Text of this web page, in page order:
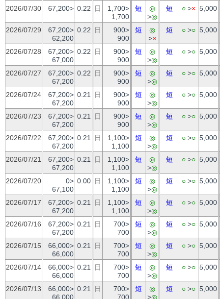
2026/07/30 67,200> 0.22 日
1,700>
1,700
短
◎
>◎
短 ○ >× 5,000
2026/07/29
67,200>
62,200
0.22 日
900>
900
短
◎
>×
短 ○ >○ 5,000
2026/07/28
67,200>
67,000
0.22 日
900>
900
短
◎
>◎
短 ○ >○ 5,000
2026/07/27
67,200>
67,200
0.22 日
900>
900
短
◎
>◎
短 ○ >○ 5,000
2026/07/24
67,200>
67,200
0.21 日
900>
900
短
◎
>◎
短 ○ >○ 5,000
2026/07/23
67,200>
67,200
0.21 日
900>
900
短
◎
>◎
短 ○ >○ 5,000
2026/07/22
67,200>
67,200
0.21 日
1,100>
1,100
短
◎
>◎
短 ○ >○ 5,000
2026/07/21
67,200>
67,200
0.21 日
1,100>
1,100
短
◎
>◎
短 ○ >○ 5,000
2026/07/20
0>
67,100
0.00 日
1,100>
1,100
短
◎
>◎
短 ○ >○ 5,000
2026/07/17
67,200>
67,200
0.21 日
1,100>
1,100
短
◎
>◎
短 ○ >○ 5,000
2026/07/16
67,200>
67,200
0.21 日
700>
700
短
◎
>◎
短 ○ >○ 5,000
2026/07/15
66,000>
66,000
0.21 日
700>
700
短
◎
>◎
短 ○ >○ 5,000
2026/07/14
66,000>
66,000
0.21 日
700>
700
短
◎
>◎
短 ○ >○ 5,000
2026/07/13
66,000>
66,000
0.21 日
700>
700
短
◎
>◎
短 ○ >○ 5,000